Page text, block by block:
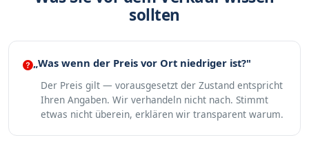
sollten
„Was wenn der Preis vor Ort niedriger ist?"
Der Preis gilt — vorausgesetzt der Zustand entspricht
Ihren Angaben. Wir verhandeln nicht nach. Stimmt
etwas nicht überein, erklären wir transparent warum.